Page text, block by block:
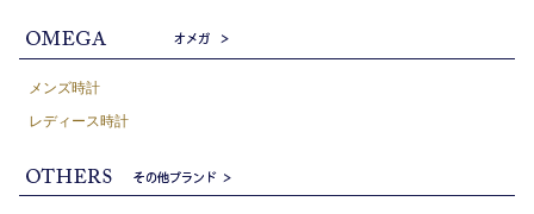
メンズ時計
レディース時計